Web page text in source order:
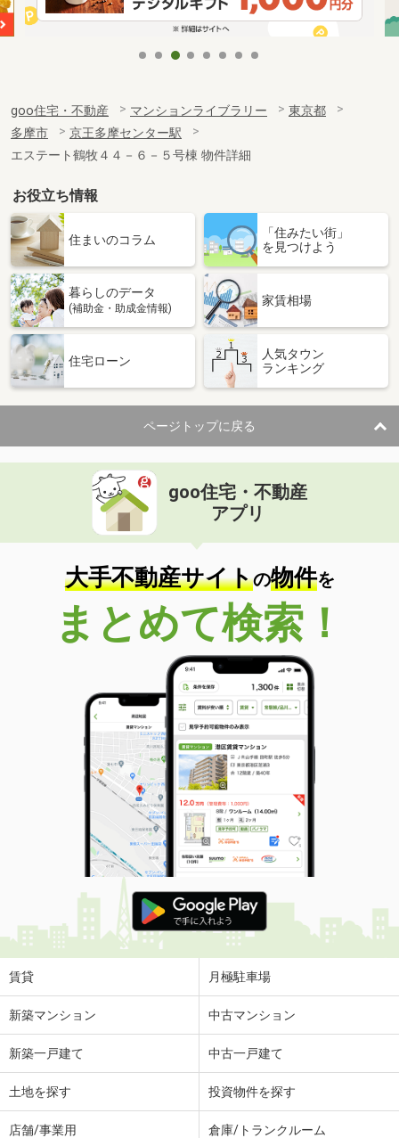
goo住宅・不動産 マンションライブラリー
東京都
多摩市
京王多摩センター駅
エステート鶴牧４４－６－５号棟 物件詳細
お役立ち情報
住まいのコラム
「住みたい街」
を見つけよう
暮らしのデータ
(補助金・助成金情報)
家賃相場
住宅ローン
人気タウン
ランキング
ページトップに戻る
goo住宅・不動産
アプリ
大手不動産サイトの物件を
まとめて検索！
賃貸 月極駐車場
新築マンション 中古マンション
新築一戸建て 中古一戸建て
土地を探す 投資物件を探す
店舗/事業用 倉庫/トランクルーム